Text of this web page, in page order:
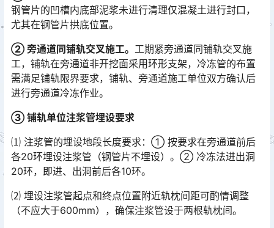
钢管片的凹槽内底部泥浆未进行清理仅混凝土进行封口，
尤其在钢管片拱底位置。
② 旁通道同铺轨交叉施工。 工期紧旁通道同铺轨交叉施
工，铺轨在旁通道非开挖面采用环形支架，冷冻管的布置
需满足铺轨限界要求，铺轨、旁通道施工单位双方确认后
进行旁通道冷冻作业。
③ 铺轨单位注浆管埋设要求
⑴ 注浆管的埋设地段长度要求：① 按要求在旁通道前后
各20环埋设注浆管（钢管片不埋设）。② 冷冻法进出洞
20环，即进、出洞前后各10环。
⑵ 埋设注浆管起点和终点位置附近轨枕间距可酌情调整
（不应大于600mm），确保注浆管设于两根轨枕间。